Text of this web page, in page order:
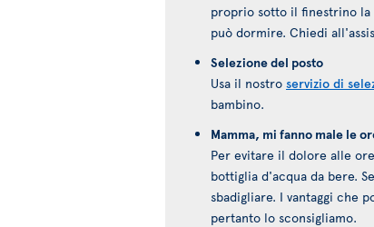
proprio sotto il finestrino
può dormire. Chiedi
Selezione del posto
Usa il nostro servizio di
bambino.
Mamma, mi fanno male le
Per evitare il dolore alle
bottiglia d'acqua da bere.
sbadigliare. I vantaggi che
pertanto lo sconsigliamo.